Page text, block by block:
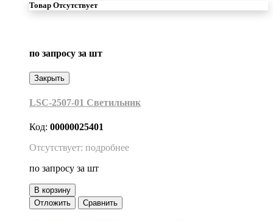
Товар Отсутствует
по запросу за шт
Закрыть
LSC-2507-01 Светильник
Код: 00000025401
Отсутствует: подробнее
по запросу за шт
В корзину
Отложить
Сравнить